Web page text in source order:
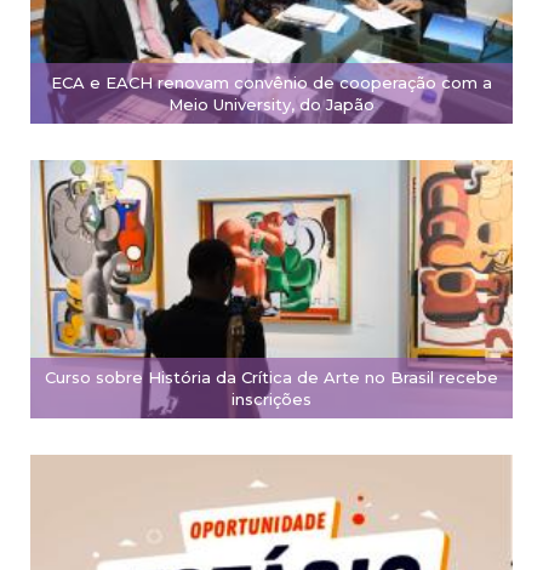
ECA e EACH renovam convênio de cooperação com a
Meio University, do Japão
Curso sobre História da Crítica de Arte no Brasil recebe
inscrições